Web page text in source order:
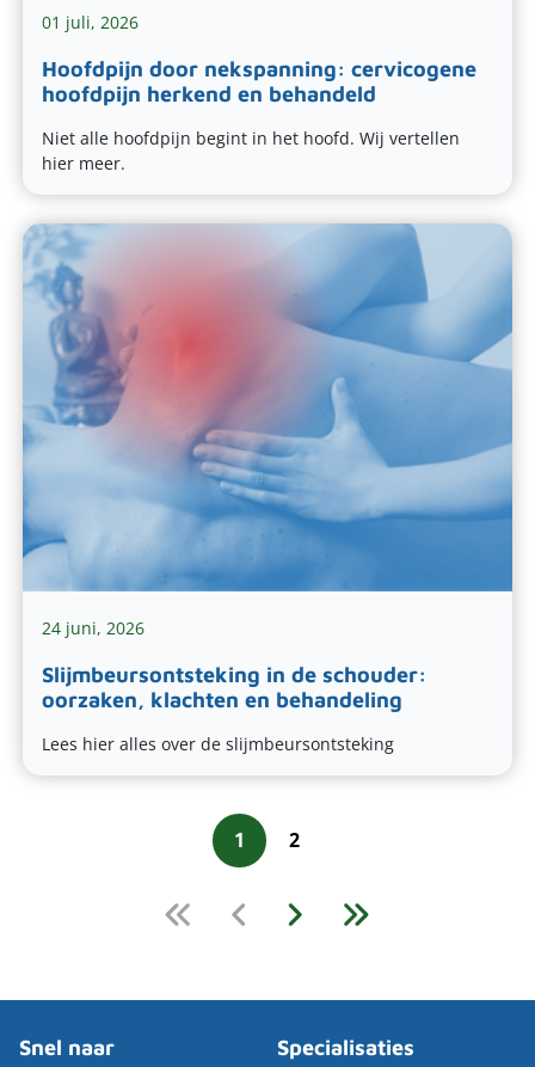
01 juli, 2026
Hoofdpijn door nekspanning: cervicogene
hoofdpijn herkend en behandeld
Niet alle hoofdpijn begint in het hoofd. Wij vertellen
hier meer.
24 juni, 2026
Slijmbeursontsteking in de schouder:
oorzaken, klachten en behandeling
Lees hier alles over de slijmbeursontsteking
1 2
Snel naar Specialisaties